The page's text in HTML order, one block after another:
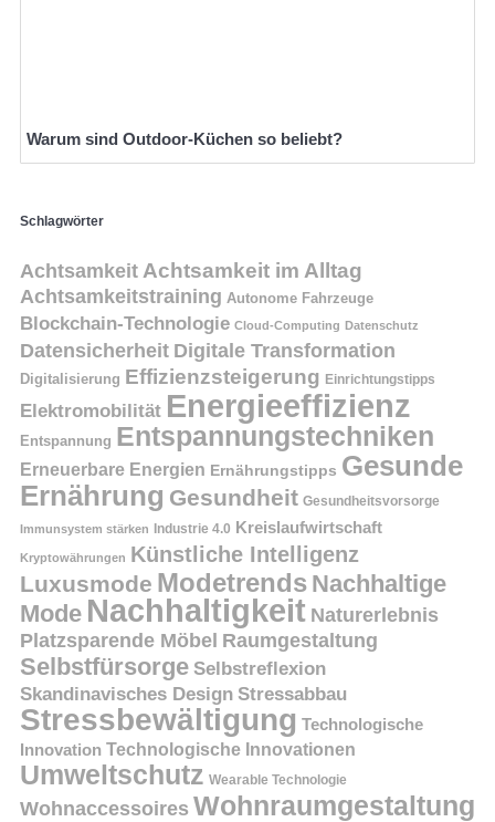
Warum sind Outdoor-Küchen so beliebt?
Schlagwörter
Achtsamkeit Achtsamkeit im Alltag
Achtsamkeitstraining Autonome Fahrzeuge
Blockchain-Technologie Cloud-Computing Datenschutz
Datensicherheit Digitale Transformation
Digitalisierung Effizienzsteigerung Einrichtungstipps
Elektromobilität Energieeffizienz
Entspannung Entspannungstechniken
Erneuerbare Energien Ernährungstipps Gesunde
Ernährung Gesundheit Gesundheitsvorsorge
Immunsystem stärken Industrie 4.0 Kreislaufwirtschaft
Kryptowährungen Künstliche Intelligenz
Luxusmode Modetrends Nachhaltige
Mode Nachhaltigkeit Naturerlebnis
Platzsparende Möbel Raumgestaltung
Selbstfürsorge Selbstreflexion
Skandinavisches Design Stressabbau
Stressbewältigung Technologische
Innovation Technologische Innovationen
Umweltschutz Wearable Technologie
Wohnaccessoires Wohnraumgestaltung